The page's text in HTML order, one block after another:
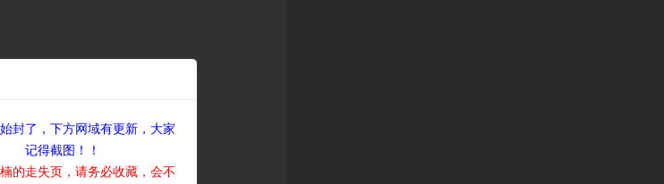
封了，下方网域有更新，大家
记得截图！！
的走失页，请务必收藏，会不